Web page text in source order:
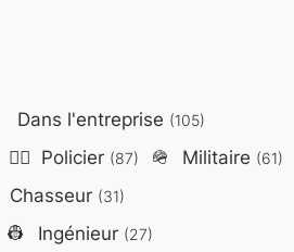
Dans l'entreprise (105)
👮‍♂️ Policier (87) 🪖 Militaire (61)
Chasseur (31)
👷 Ingénieur (27)